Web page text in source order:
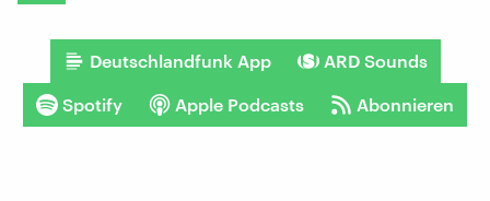
Deutschlandfunk App ARD Sounds
Spotify Apple Podcasts Abonnieren